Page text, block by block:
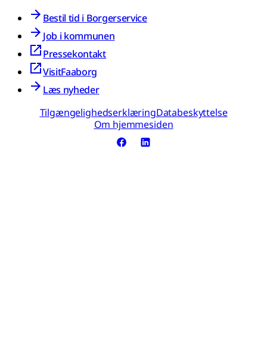
Bestil tid i Borgerservice
Job i kommunen
Pressekontakt
VisitFaaborg
Læs nyheder
TilgængelighedserklæringDatabeskyttelse
Om hjemmesiden